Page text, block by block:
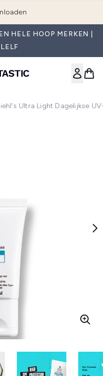
HELE HOOP MERKEN |
Ultra Light Dagelijkse